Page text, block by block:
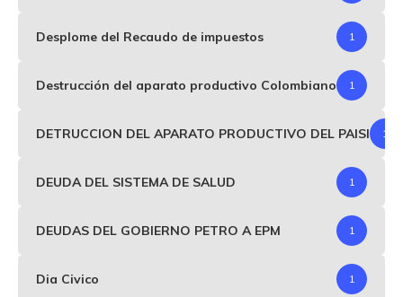
Desplome del Recaudo de impuestos 1
Destrucción del aparato productivo Colombiano 1
DETRUCCION DEL APARATO PRODUCTIVO DEL PAISI 1
DEUDA DEL SISTEMA DE SALUD 1
DEUDAS DEL GOBIERNO PETRO A EPM 1
Dia Civico 1